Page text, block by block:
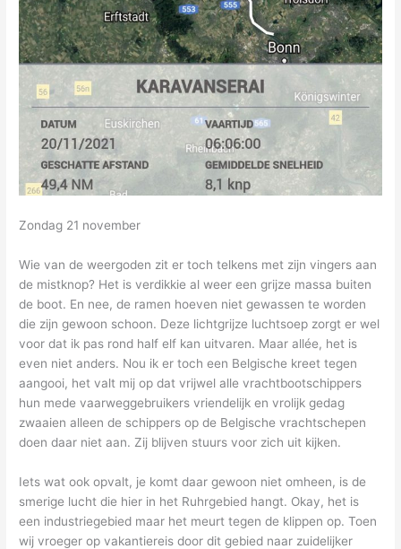
Zondag 21 november
Wie van de weergoden zit er toch telkens met zijn vingers aan
de mistknop? Het is verdikkie al weer een grijze massa buiten
de boot. En nee, de ramen hoeven niet gewassen te worden
die zijn gewoon schoon. Deze lichtgrijze luchtsoep zorgt er wel
voor dat ik pas rond half elf kan uitvaren. Maar allée, het is
even niet anders. Nou ik er toch een Belgische kreet tegen
aangooi, het valt mij op dat vrijwel alle vrachtbootschippers
hun mede vaarweggebruikers vriendelijk en vrolijk gedag
zwaaien alleen de schippers op de Belgische vrachtschepen
doen daar niet aan. Zij blijven stuurs voor zich uit kijken.
Iets wat ook opvalt, je komt daar gewoon niet omheen, is de
smerige lucht die hier in het Ruhrgebied hangt. Okay, het is
een industriegebied maar het meurt tegen de klippen op. Toen
wij vroeger op vakantiereis door dit gebied naar zuidelijker